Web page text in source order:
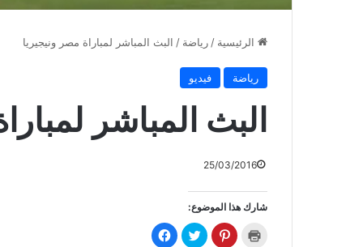
الرئيسية / رياضة / البث المباشر لمباراة مصر ونيجيريا
رياضة فيديو
البث المباشر
25/03/2016
شارك هذا الموضوع:
ض ض ن